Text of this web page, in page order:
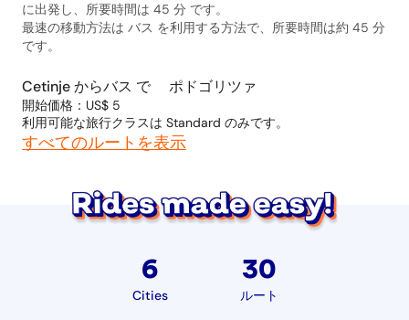
に出発し、所要時間は 45 分 です。
最速の移動方法は バス を利用する方法で、所要時間は約 45 分
です。
Cetinje からバス で ポドゴリツァ
開始価格：US$ 5
利用可能な旅行クラスは Standard のみです。
すべてのルートを表示
6
Cities
30
ルート